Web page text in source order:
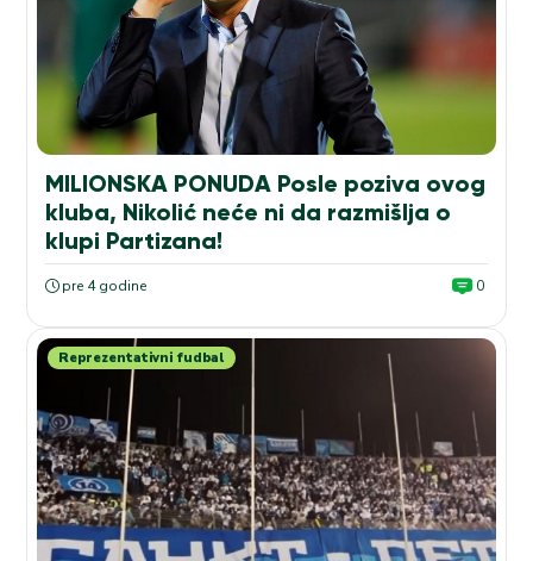
MILIONSKA PONUDA Posle poziva ovog
kluba, Nikolić neće ni da razmišlja o
klupi Partizana!
pre 4 godine 0
Reprezentativni fudbal